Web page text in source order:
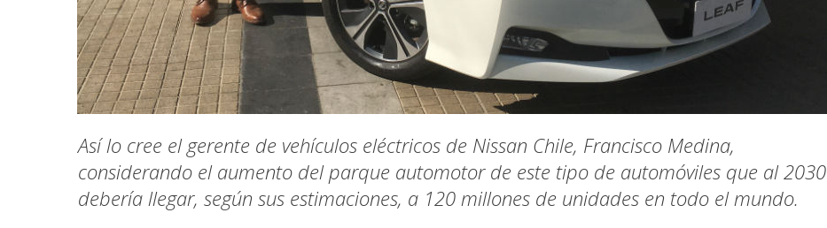
Así lo cree el gerente de vehículos eléctricos de Nissan Chile, Francisco Medina,
considerando el aumento del parque automotor de este tipo de automóviles que al 2030
debería llegar, según sus estimaciones, a 120 millones de unidades en todo el mundo.